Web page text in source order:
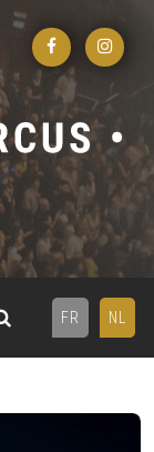
FR NL